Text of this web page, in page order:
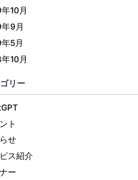
10月
9月
5月
10月
リー
ト
せ
ス紹介
ー